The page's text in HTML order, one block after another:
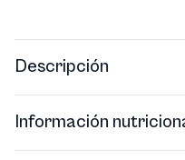
Descripción
Información